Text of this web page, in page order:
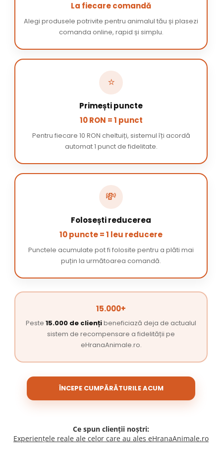
La fiecare comandă
Alegi produsele potrivite pentru animalul tău și plasezi
comanda online, rapid și simplu.
⭐
Primești puncte
10 RON = 1 punct
Pentru fiecare 10 RON cheltuiți, sistemul îți acordă
automat 1 punct de fidelitate.
💸
Folosești reducerea
10 puncte = 1 leu reducere
Punctele acumulate pot fi folosite pentru a plăti mai
puțin la următoarea comandă.
15.000+
Peste 15.000 de cliențibeneficiază deja de actualul
sistem de recompensare a fidelității pe
eHranaAnimale.ro.
ÎNCEPE CUMPĂRĂTURILE ACUM
Ce spun clienții noștri:
Experiențele reale ale celor care au ales eHranaAnimale.ro